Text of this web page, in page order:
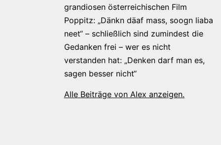
grandiosen österreichischen Film
Poppitz: „Dänkn däaf mass, soogn liaba
neet“ – schließlich sind zumindest die
Gedanken frei – wer es nicht
verstanden hat: „Denken darf man es,
sagen besser nicht“
Alle Beiträge von Alex anzeigen.